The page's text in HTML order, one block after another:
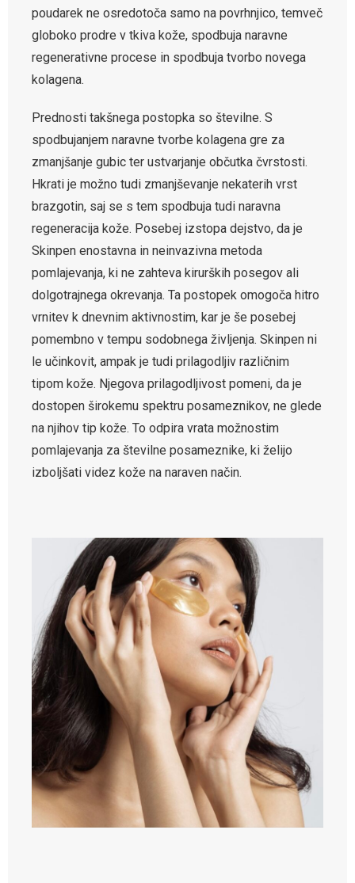
poudarek ne osredotoča samo na povrhnjico, temveč
globoko prodre v tkiva kože, spodbuja naravne
regenerativne procese in spodbuja tvorbo novega
kolagena.
Prednosti takšnega postopka so številne. S
spodbujanjem naravne tvorbe kolagena gre za
zmanjšanje gubic ter ustvarjanje občutka čvrstosti.
Hkrati je možno tudi zmanjševanje nekaterih vrst
brazgotin, saj se s tem spodbuja tudi naravna
regeneracija kože. Posebej izstopa dejstvo, da je
Skinpen enostavna in neinvazivna metoda
pomlajevanja, ki ne zahteva kirurških posegov ali
dolgotrajnega okrevanja. Ta postopek omogoča hitro
vrnitev k dnevnim aktivnostim, kar je še posebej
pomembno v tempu sodobnega življenja. Skinpen ni
le učinkovit, ampak je tudi prilagodljiv različnim
tipom kože. Njegova prilagodljivost pomeni, da je
dostopen širokemu spektru posameznikov, ne glede
na njihov tip kože. To odpira vrata možnostim
pomlajevanja za številne posameznike, ki želijo
izboljšati videz kože na naraven način.